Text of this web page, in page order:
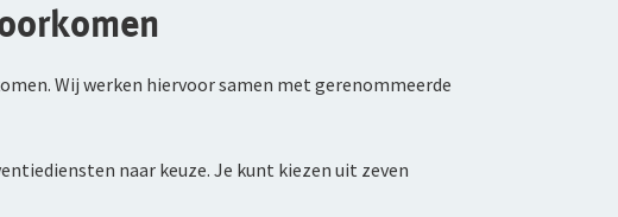
Wij werken hiervoor samen met gerenommeerde
naar keuze. Je kunt kiezen uit zeven